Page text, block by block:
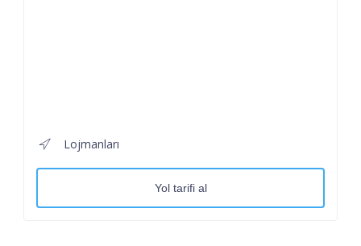
Lojmanları
Yol tarifi al